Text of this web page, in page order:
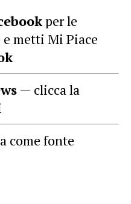
per le
metti Mi Piace
— clicca la
come fonte